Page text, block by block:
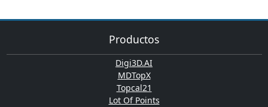
Productos
Digi3D.AI
MDTopX
Topcal21
Lot Of Points